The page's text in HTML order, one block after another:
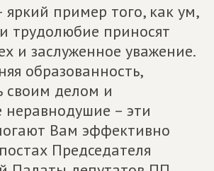
пример того, как ум,
трудолюбие приносят
и заслуженное уважение.
образованность,
своим делом и
неравнодушие – эти
Вам эффективно
Председателя